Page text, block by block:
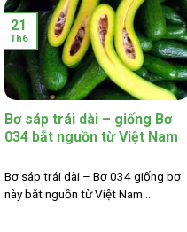
Bơ sáp trái dài – giống Bơ
034 bắt nguồn từ Việt Nam
Bơ sáp trái dài – Bơ 034 giống bơ
này bắt nguồn từ Việt Nam...
21
Th6